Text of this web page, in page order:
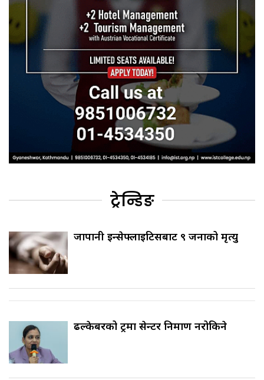
ट्रेन्डिङ
जापानी इन्सेफ्लाइटिसबाट ९ जनाको मृत्यु
ढल्केबरको ट्रमा सेन्टर निर्माण नरोकिने